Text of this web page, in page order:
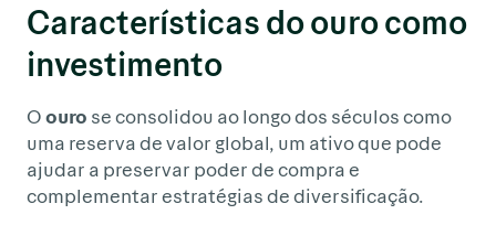
Características do ouro como
investimento
Oouro se consolidou ao longo dos séculos como
uma reserva de valor global, um ativo que pode
ajudar a preservar poder de compra e
complementar estratégias de diversificação.